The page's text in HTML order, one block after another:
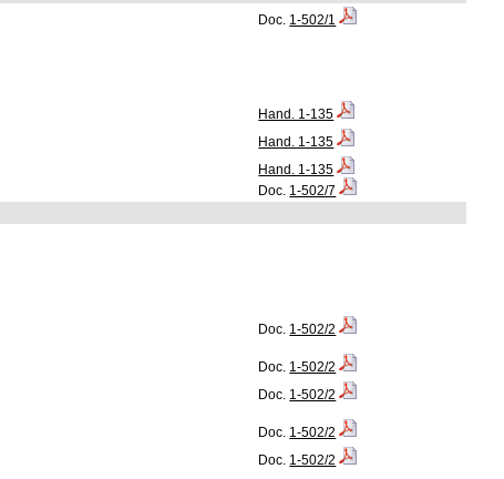
Doc. 1-502/1
Hand. 1-135
Hand. 1-135
Hand. 1-135
Doc. 1-502/7
Doc. 1-502/2
Doc. 1-502/2
Doc. 1-502/2
Doc. 1-502/2
Doc. 1-502/2